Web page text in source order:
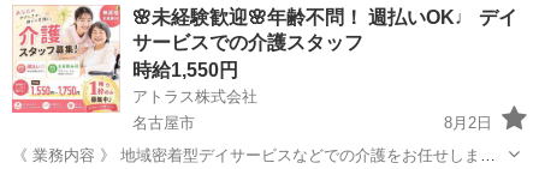
🌸未経験歓迎🌸年齢不問！ 週払いOK♩ デイ
サービスでの介護スタッフ
時給1,550円
アトラス株式会社
名古屋市
8月2日
《 業務内容 》 地域密着型デイサービスなどでの介護をお任せしま